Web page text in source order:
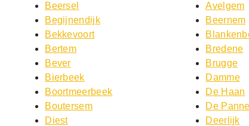
Beersel
Begijnendijk
Bekkevoort
Bertem
Bever
Bierbeek
Boortmeerbeek
Boutersem
Diest
Avelgem
Beernem
Bredene
Brugge
Damme
De Haan
De Panne
Deerlijk